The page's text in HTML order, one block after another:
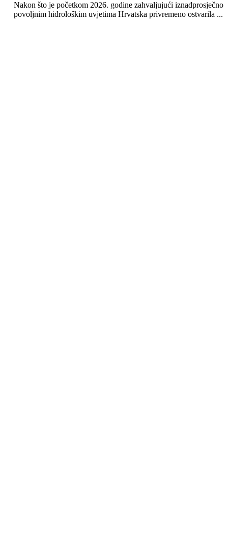
Nakon što je početkom 2026. godine zahvaljujući iznadprosječno
povoljnim hidrološkim uvjetima Hrvatska privremeno ostvarila ...